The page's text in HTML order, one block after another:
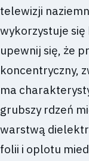
telewizji
wykorzystuje
upewnij się, że
koncentryczny,
ma
grubszy rdzeń
warstwą
folii i oplotu